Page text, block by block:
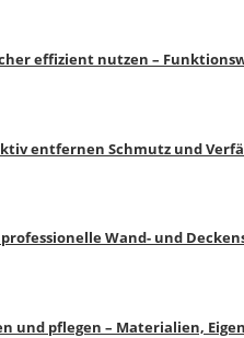
effizient nutzen –
entfernen Schmutz und
Wand- und
und pflegen – Materialien,